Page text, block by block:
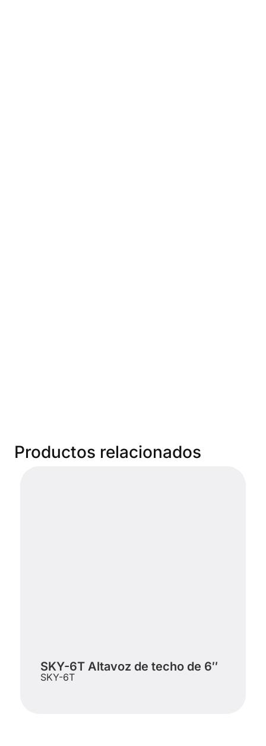
Productos relacionados
SKY-6T Altavoz de techo de 6″
SKY-6T